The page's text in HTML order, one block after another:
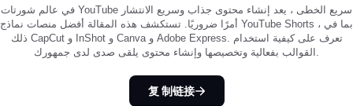
إصدار CapCut للهواتف المحمولة
Dreamina المدعوم بالذكاء الاصطناعي
الذكاء الاصطناعي من Pippit
أداة إنشاء الفيديو المدعوم بالذكاء الاصطناعي
أداة إنشاء الصور المدعومة بالذكاء الاصطناعي
AI Image Enhancer
أداة إنشاء الصور وتعديلها
أداة إنشاء الأصوات وتعديلها
Calendar templates
Anniversary templates
التابعون
في عالم شورتات YouTube سريع الخطى ، يعد إنشاء محتوى جذاب وسريع الانتشار
أمرًا ضروريًا. تستكشف هذه المقالة أفضل منصات نماذج YouTube Shorts ، بما في
ذلك CapCut و InShot و Canva و Adobe Express. تعرف على كيفية استخدام
القوالب بفعالية وتخصيصها وإنشاء محتوى يلقى صدى لدى جمهورك.
复 制链接